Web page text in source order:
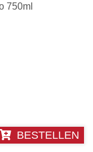
750ml
BESTELLEN